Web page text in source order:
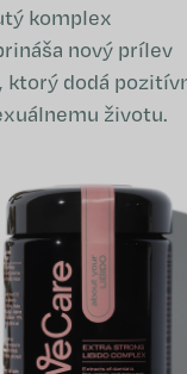
komplex
nový prílev
ktorý dodá
životu.